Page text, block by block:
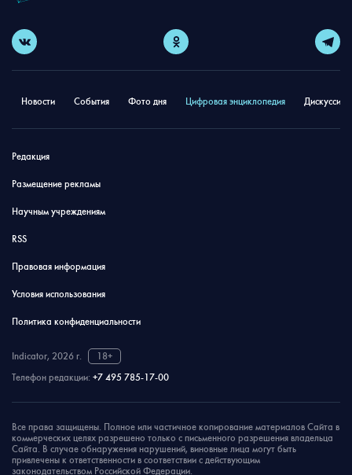
Новости События Фото дня Цифровая энциклопедия
Редакция
Размещение рекламы
Научным учреждениям
RSS
Правовая информация
Условия использования
Политика конфиденциальности
Indicator, 2026 г.
18+
Телефон редакции: +7 495 785-17-00
Все права защищены. Полное или частичное копирование материалов Сайта в
коммерческих целях разрешено только с письменного разрешения владельца
Сайта. В случае обнаружения нарушений, виновные лица могут быть
привлечены к ответственности в соответствии с действующим
законодательством Российской Федерации.